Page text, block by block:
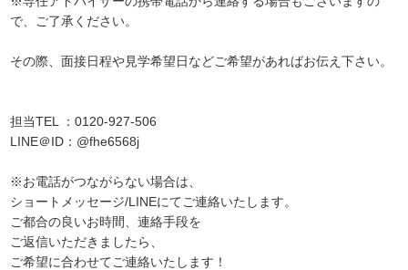
で、ご了承ください。
その際、面接日程や見学希望日などご希望があればお伝え下さい。
担当TEL ：0120-927-506
LINE＠ID：@fhe6568j
※お電話がつながらない場合は、
ショートメッセージ/LINEにてご連絡いたします。
ご都合の良いお時間、連絡手段を
ご返信いただきましたら、
ご希望に合わせてご連絡いたします！